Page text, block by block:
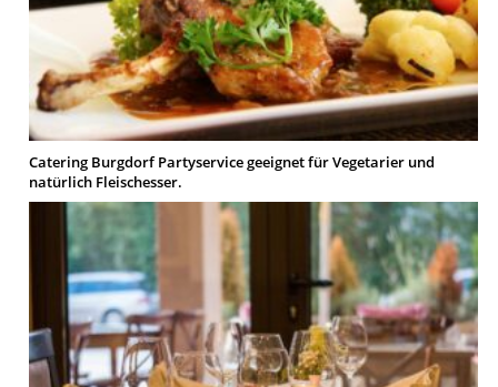
Catering Burgdorf Partyservice geeignet für Vegetarier und
natürlich Fleischesser.